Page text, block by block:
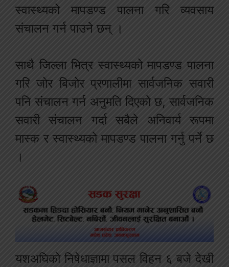
स्वास्थ्यको मापडण्ड पालना गरि व्यवसाय
संचालन गर्न पाउने छन् ।
साथै जिल्ला भित्र स्वास्थ्यको मापडण्ड पालना
गरि जोर बिजोर प्रणालीमा सार्वजनिक सवारी
पनि संचालन गर्न अनुमति दिएको छ, सार्वजनिक
सवारी संचालन गर्दा सबैले अनिवार्य रूपमा
मास्क र स्वास्थ्यको मापडण्ड पालना गर्नु पर्ने छ
।
यशअघिको निषेधाज्ञामा पसल विहन ६ बजे देखी